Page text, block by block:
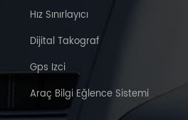
Hız Sınırlayıcı
Dijital Takograf
Gps Izci
Araç Bilgi Eğlence Sistemi